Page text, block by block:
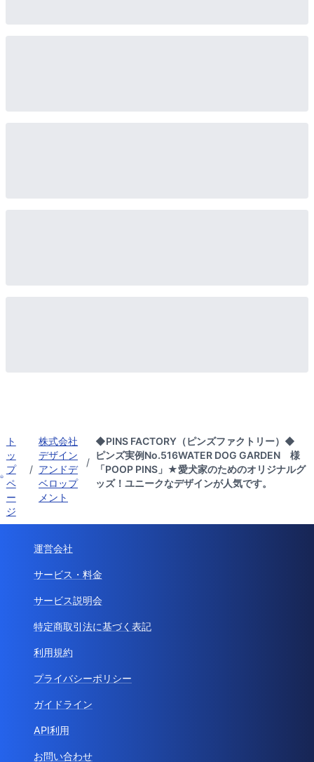
ト
ッ
プ
ペ
ー
ジ
/
株式会社
デザイン
アンドデ
ベロップ
メント
/
◆PINS FACTORY（ピンズファクトリー）◆
ピンズ実例No.516WATER DOG GARDEN 様
「POOP PINS」★愛犬家のためのオリジナルグ
ッズ！ユニークなデザインが人気です。
運営会社
サービス・料金
サービス説明会
特定商取引法に基づく表記
利用規約
プライバシーポリシー
ガイドライン
API利用
お問い合わせ